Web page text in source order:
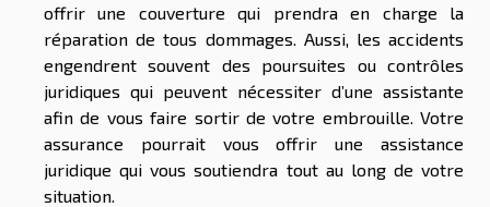
offrir une couverture qui prendra en charge la
réparation de tous dommages. Aussi, les accidents
engendrent souvent des poursuites ou contrôles
juridiques qui peuvent nécessiter d’une assistante
afin de vous faire sortir de votre embrouille. Votre
assurance pourrait vous offrir une assistance
juridique qui vous soutiendra tout au long de votre
situation.